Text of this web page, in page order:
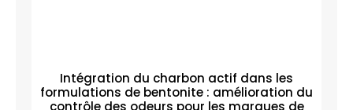
Intégration du charbon actif dans les
formulations de bentonite : amélioration du
contrôle des odeurs pour les marques de